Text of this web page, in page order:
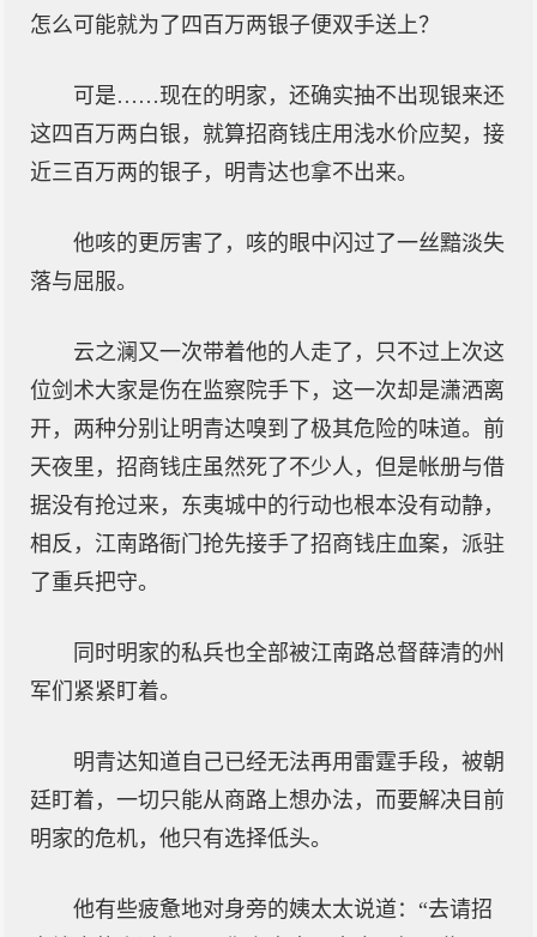
怎么可能就为了四百万两银子便双手送上？
可是……现在的明家，还确实抽不出现银来还
这四百万两白银，就算招商钱庄用浅水价应契，接
近三百万两的银子，明青达也拿不出来。
他咳的更厉害了，咳的眼中闪过了一丝黯淡失
落与屈服。
云之澜又一次带着他的人走了，只不过上次这
位剑术大家是伤在监察院手下，这一次却是潇洒离
开，两种分别让明青达嗅到了极其危险的味道。前
天夜里，招商钱庄虽然死了不少人，但是帐册与借
据没有抢过来，东夷城中的行动也根本没有动静，
相反，江南路衙门抢先接手了招商钱庄血案，派驻
了重兵把守。
同时明家的私兵也全部被江南路总督薛清的州
军们紧紧盯着。
明青达知道自己已经无法再用雷霆手段，被朝
廷盯着，一切只能从商路上想办法，而要解决目前
明家的危机，他只有选择低头。
他有些疲惫地对身旁的姨太太说道：“去请招